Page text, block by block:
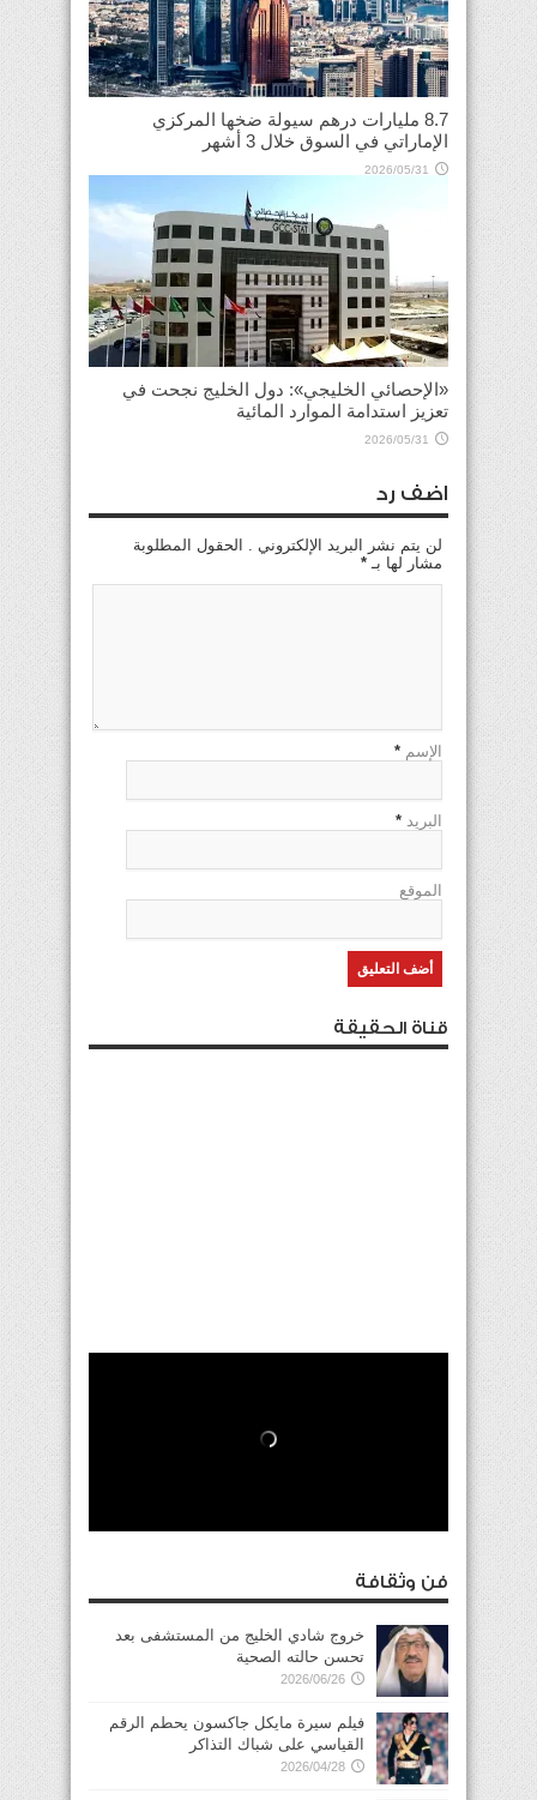
8.7 مليارات درهم سيولة ضخها المركزي
الإماراتي في السوق خلال 3 أشهر
2026/05/31
«الإحصائي الخليجي»: دول الخليج نجحت في
تعزيز استدامة الموارد المائية
2026/05/31
اضف رد
لن يتم نشر البريد الإلكتروني . الحقول المطلوبة
مشار لها بـ *
الإسم *
البريد *
الموقع
قناة الحقيقة
فن وثقافة
خروج شادي الخليج من المستشفى بعد
تحسن حالته الصحية
2026/06/26
فيلم سيرة مايكل جاكسون يحطم الرقم
القياسي على شباك التذاكر
2026/04/28